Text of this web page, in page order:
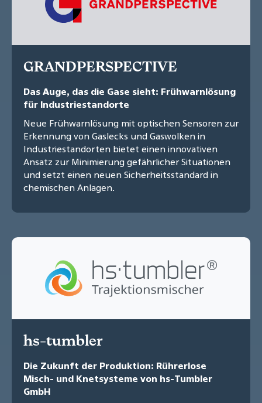
GRANDPERSPECTIVE
Das Auge, das die Gase sieht: Frühwarnlösung
für Industriestandorte
Neue Frühwarnlösung mit optischen Sensoren zur
Erkennung von Gaslecks und Gaswolken in
Industriestandorten bietet einen innovativen
Ansatz zur Minimierung gefährlicher Situationen
und setzt einen neuen Sicherheitsstandard in
chemischen Anlagen.
hs-tumbler
Die Zukunft der Produktion: Rührerlose
Misch- und Knetsysteme von hs-Tumbler
GmbH